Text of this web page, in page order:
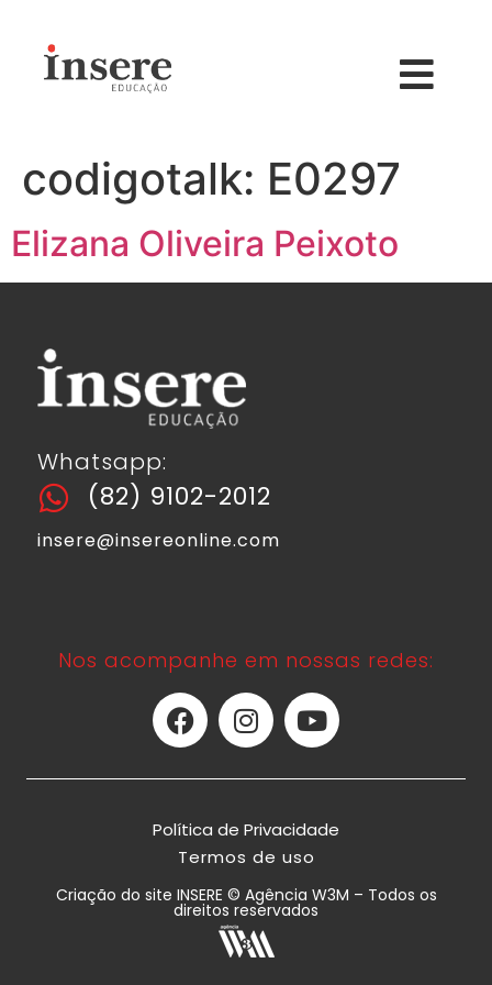
codigotalk: E0297
Elizana Oliveira Peixoto
Whatsapp:
(82) 9102-2012
insere@insereonline.com
Nos acompanhe em nossas redes:
Política de Privacidade
Termos de uso
Criação do site INSERE © Agência W3M – Todos os
direitos reservados